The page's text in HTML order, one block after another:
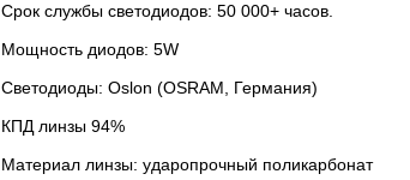
Срок службы светодиодов: 50 000+ часов.
Мощность диодов: 5W
Светодиоды: Oslon (OSRAM, Германия)
КПД линзы 94%
Материал линзы: ударопрочный поликарбонат